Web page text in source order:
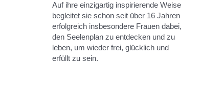
Auf ihre einzigartig inspirierende Weise
begleitet sie schon seit über 16 Jahren
erfolgreich insbesondere Frauen dabei,
den Seelenplan zu entdecken und zu
leben, um wieder frei, glücklich und
erfüllt zu sein.